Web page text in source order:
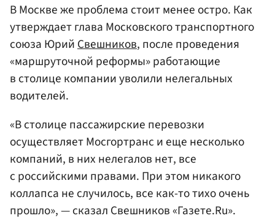
В Москве же проблема стоит менее остро. Как
утверждает глава Московского транспортного
союза ЮрийСвешников, после проведения
«маршруточной реформы» работающие
в столице компании уволили нелегальных
водителей.
«В столице пассажирские перевозки
осуществляет Мосгортранс и еще несколько
компаний, в них нелегалов нет, все
с российскими правами. При этом никакого
коллапса не случилось, все как-то тихо очень
прошло», — сказал Свешников «Газете.Ru».